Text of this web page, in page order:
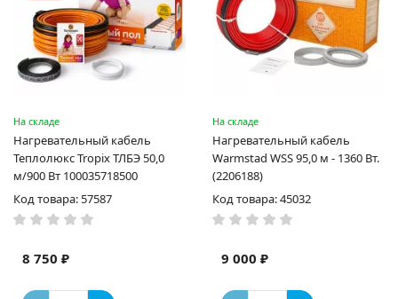
На складе
Нагревательный кабель
Теплолюкс Tropix ТЛБЭ 50,0
м/900 Вт 100035718500
Код товара: 57587
8 750 ₽
На складе
Нагревательный кабель
Warmstad WSS 95,0 м - 1360 Вт.
(2206188)
Код товара: 45032
9 000 ₽